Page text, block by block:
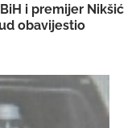
i premijer Nikšić
obavijestio